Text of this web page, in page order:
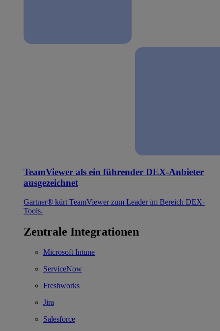
TeamViewer als ein führender DEX-Anbieter
ausgezeichnet
Gartner® kürt TeamViewer zum Leader im Bereich DEX-
Tools.
Zentrale Integrationen
Microsoft Intune
ServiceNow
Freshworks
Jira
Salesforce